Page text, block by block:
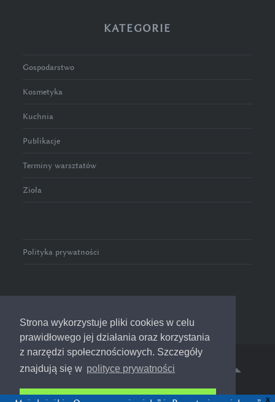
Strona wykorzystuje pliki cookies w celu
prawidłowego jej działania oraz korzystania
z narzędzi społecznościowych. Szczegóły
znajdują się w polityce prywatności
KATEGORIE
Gospodarstwo
Kosmetyka
Kuchnia
Publikacje
Terminy warsztatów
Zioła
Polityka prywatności
© 2016-2023 Zioła w Pełni
X